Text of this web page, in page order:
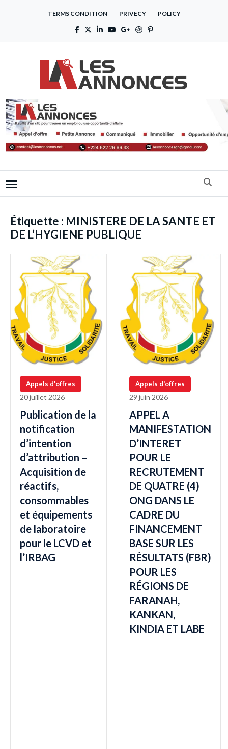
TERMS CONDITION PRIVECY POLICY
Étiquette : MINISTERE DE LA SANTE ET
DE L’HYGIENE PUBLIQUE
Appels d'offres
20 juillet 2026
Publication de la
notification
d’intention
d’attribution –
Acquisition de
réactifs,
consommables
et équipements
de laboratoire
pour le LCVD et
l’IRBAG
Appels d'offres
29 juin 2026
APPEL A
MANIFESTATION
D’INTERET
POUR LE
RECRUTEMENT
DE QUATRE (4)
ONG DANS LE
CADRE DU
FINANCEMENT
BASE SUR LES
RÉSULTATS (FBR)
POUR LES
RÉGIONS DE
FARANAH,
KANKAN,
KINDIA ET LABE